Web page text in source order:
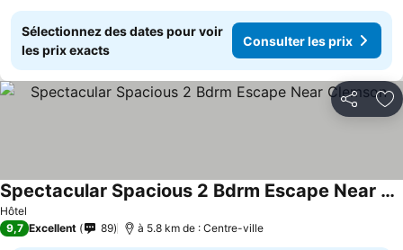
Sélectionnez des dates pour voir
les prix exacts
Consulter les prix
Partager
Hôtel
Spectacular Spacious 2 Bdrm Escape Near Clemson
9,7 Excellent 89 à 5.8 km de : Centre-ville